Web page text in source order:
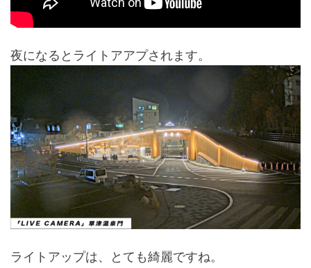
夜になるとライトアアプされます。
ライトアップは、とても綺麗ですね。